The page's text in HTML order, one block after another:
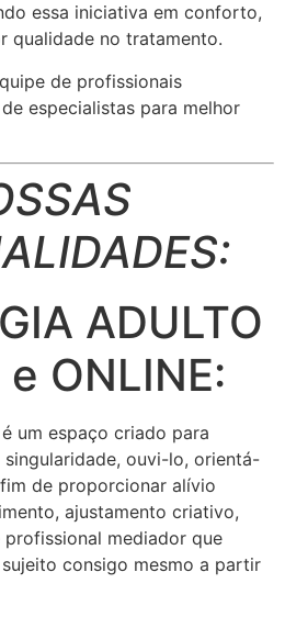
essa iniciativa em conforto,
qualidade no tratamento.
de profissionais
especialistas para melhor
ADULTO
ONLINE:
um espaço criado para
ouvi-lo, orientá-
de proporcionar alívio
ajustamento criativo,
mediador que
consigo mesmo a partir